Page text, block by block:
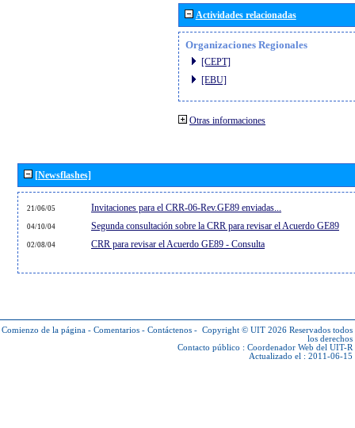
Actividades relacionadas
Organizaciones Regionales
[CEPT]
[EBU]
Otras informaciones
[Newsflashes]
21/06/05 Invitaciones para el CRR-06-Rev.GE89 enviadas...
04/10/04 Segunda consultación sobre la CRR para revisar el Acuerdo GE89
02/08/04 CRR para revisar el Acuerdo GE89 - Consulta
Comienzo de la página - Comentarios - Contáctenos - Copyright © UIT 2026 Reservados todos
los derechos
Contacto público : Coordenador Web del UIT-R
Actualizado el : 2011-06-15